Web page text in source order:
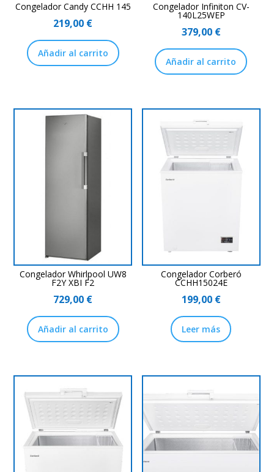
Congelador Candy CCHH 145
219,00 €
Añadir al carrito
Congelador Infiniton CV-
140L25WEP
379,00 €
Añadir al carrito
Congelador Whirlpool UW8
F2Y XBI F2
729,00 €
Añadir al carrito
Congelador Corberó
CCHH15024E
199,00 €
Leer más